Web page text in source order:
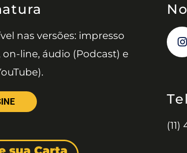
nas versões: impresso
on-line, áudio (Podcast) e
(11)